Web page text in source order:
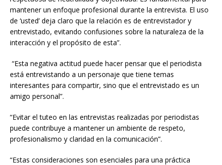
mantener un enfoque profesional durante la entrevista. El uso
de ‘usted’ deja claro que la relación es de entrevistador y
entrevistado, evitando confusiones sobre la naturaleza de la
interacción y el propósito de esta”.
“Esta negativa actitud puede hacer pensar que el periodista
está entrevistando a un personaje que tiene temas
interesantes para compartir, sino que el entrevistado es un
amigo personal”.
“Evitar el tuteo en las entrevistas realizadas por periodistas
puede contribuye a mantener un ambiente de respeto,
profesionalismo y claridad en la comunicación”.
“Estas consideraciones son esenciales para una práctica